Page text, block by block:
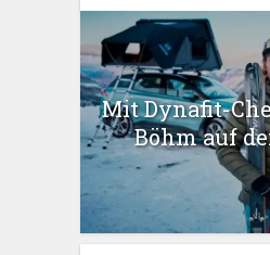
Mit Dynafit-
Böhm auf